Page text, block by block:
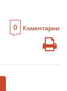
0 Коментарии